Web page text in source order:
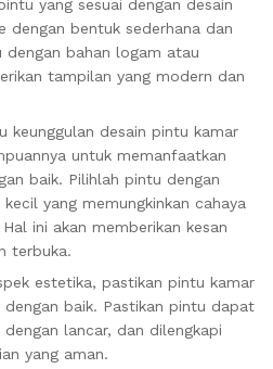
yang sesuai dengan desain
dengan bentuk sederhana dan
dengan bahan logam atau
tampilan yang modern dan
keunggulan desain pintu kamar
untuk memanfaatkan
baik. Pilihlah pintu dengan
yang memungkinkan cahaya
ini akan memberikan kesan
terbuka.
estetika, pastikan pintu kamar
baik. Pastikan pintu dapat
lancar, dan dilengkapi
yang aman.